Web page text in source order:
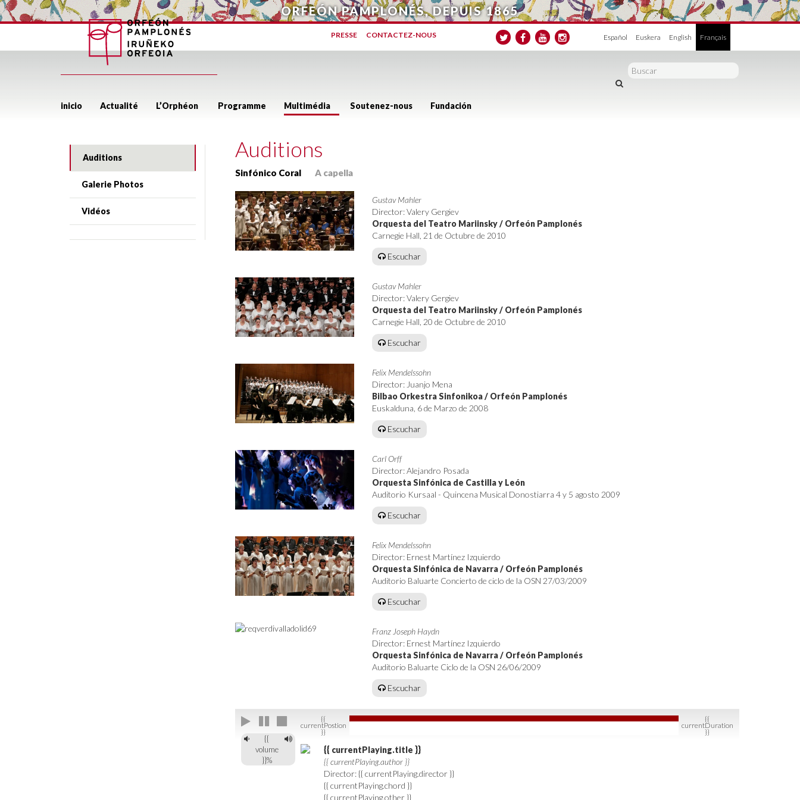
ORFEÓN PAMPLONÉS, DEPUIS 1865
Español Euskera English Français
PRESSE CONTACTEZ-NOUS
inicio Actualité L’Orphéon Programme Multimédia Soutenez-nous Fundación
Auditions
Sinfónico Coral A capella
Gustav Mahler
Director: Valery Gergiev
Orquesta del Teatro Mariinsky / Orfeón Pamplonés
Carnegie Hall, 21 de Octubre de 2010
Escuchar
Gustav Mahler
Director: Valery Gergiev
Orquesta del Teatro Mariinsky / Orfeón Pamplonés
Carnegie Hall, 20 de Octubre de 2010
Escuchar
Felix Mendelssohn
Director: Juanjo Mena
Bilbao Orkestra Sinfonikoa / Orfeón Pamplonés
Euskalduna, 6 de Marzo de 2008
Escuchar
Carl Orff
Director: Alejandro Posada
Orquesta Sinfónica de Castilla y León
Auditorio Kursaal - Quincena Musical Donostiarra 4 y 5 agosto 2009
Escuchar
Felix Mendelssohn
Director: Ernest Martínez Izquierdo
Orquesta Sinfónica de Navarra / Orfeón Pamplonés
Auditorio Baluarte Concierto de ciclo de la OSN 27/03/2009
Escuchar
Franz Joseph Haydn
Director: Ernest Martínez Izquierdo
Orquesta Sinfónica de Navarra / Orfeón Pamplonés
Auditorio Baluarte Ciclo de la OSN 26/06/2009
Escuchar
{{
volume
}}%
{{
currentPostion
}}
{{
currentDuration
}}
{{ currentPlaying.title }}
{{ currentPlaying.author }}
Director: {{ currentPlaying.director }}
{{ currentPlaying.chord }}
{{ currentPlaying.other }}
Auditions
Galerie Photos
Vidéos